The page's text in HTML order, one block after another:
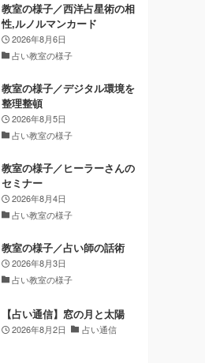
教室の様子／西洋占星術の相
性,ルノルマンカード
2026年8月6日
占い教室の様子
教室の様子／デジタル環境を
整理整頓
2026年8月5日
占い教室の様子
教室の様子／ヒーラーさんの
セミナー
2026年8月4日
占い教室の様子
教室の様子／占い師の話術
2026年8月3日
占い教室の様子
【占い通信】窓の月と太陽
2026年8月2日 占い通信